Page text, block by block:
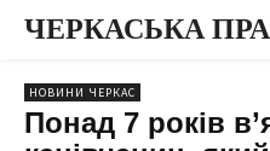
ЧЕРКАСЬКА
НОВИНИ ЧЕРКАС
Понад 7 років